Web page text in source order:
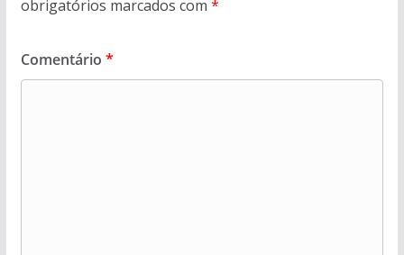
obrigatórios marcados com *
Comentário *